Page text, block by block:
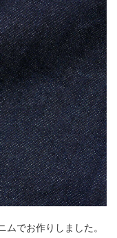
でお作りしました。